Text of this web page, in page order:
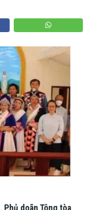
, Phủ doãn Tông tòa